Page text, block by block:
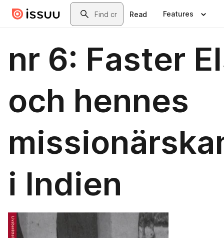
Skip to main contentSearch
Read Features
nr 6: Faster
och hennes
i Indien